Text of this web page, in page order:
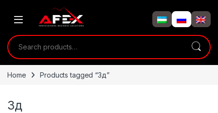
Search for:
Home Products tagged “3д”
3д